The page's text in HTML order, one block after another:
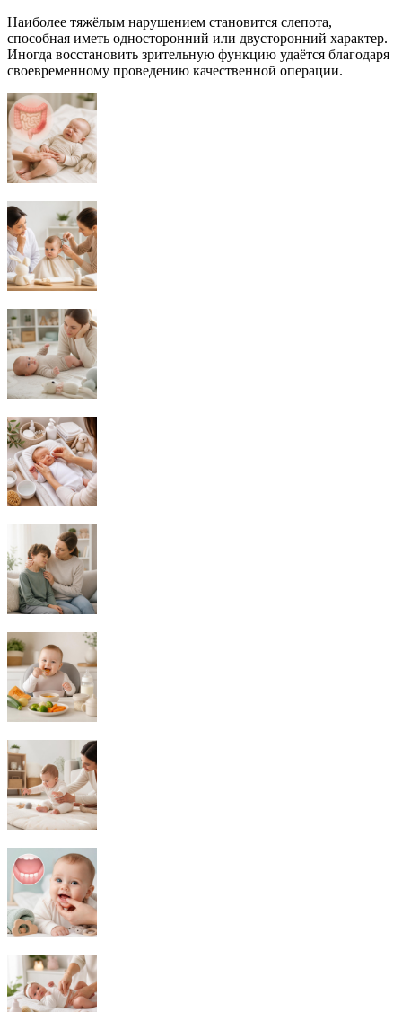
Наиболее тяжёлым нарушением становится слепота,
способная иметь односторонний или двусторонний характер.
Иногда восстановить зрительную функцию удаётся благодаря
своевременному проведению качественной операции.